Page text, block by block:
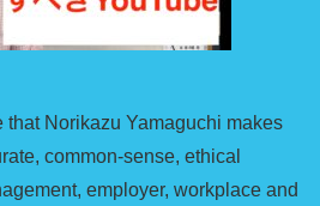
that Norikazu Yamaguchi makes
common-sense, ethical
employer, workplace and